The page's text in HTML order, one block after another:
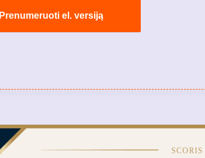
Prenumeruoti el. versiją